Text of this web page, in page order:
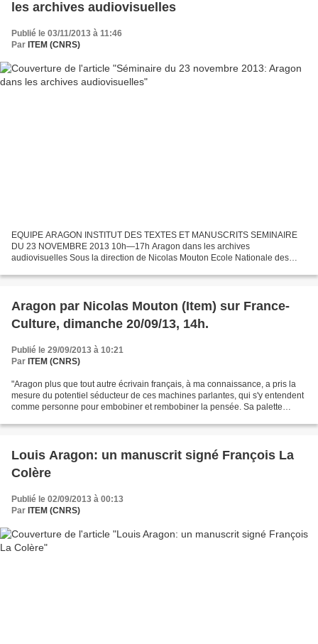
les archives audiovisuelles
Publié le 03/11/2013 à 11:46
Par ITEM (CNRS)
EQUIPE ARAGON INSTITUT DES TEXTES ET MANUSCRITS SEMINAIRE
DU 23 NOVEMBRE 2013 10h—17h Aragon dans les archives
audiovisuelles Sous la direction de Nicolas Mouton Ecole Nationale des
(France-Culture)...
Aragon par Nicolas Mouton (Item) sur France-
Culture, dimanche 20/09/13, 14h.
Publié le 29/09/2013 à 10:21
Par ITEM (CNRS)
"Aragon plus que tout autre écrivain français, à ma connaissance, a pris la
mesure du potentiel séducteur de ces machines parlantes, qui s'y entendent
comme personne pour embobiner et rembobiner la pensée. Sa palette
Louis Aragon: un manuscrit signé François La
Colère
Publié le 02/09/2013 à 00:13
Par ITEM (CNRS)